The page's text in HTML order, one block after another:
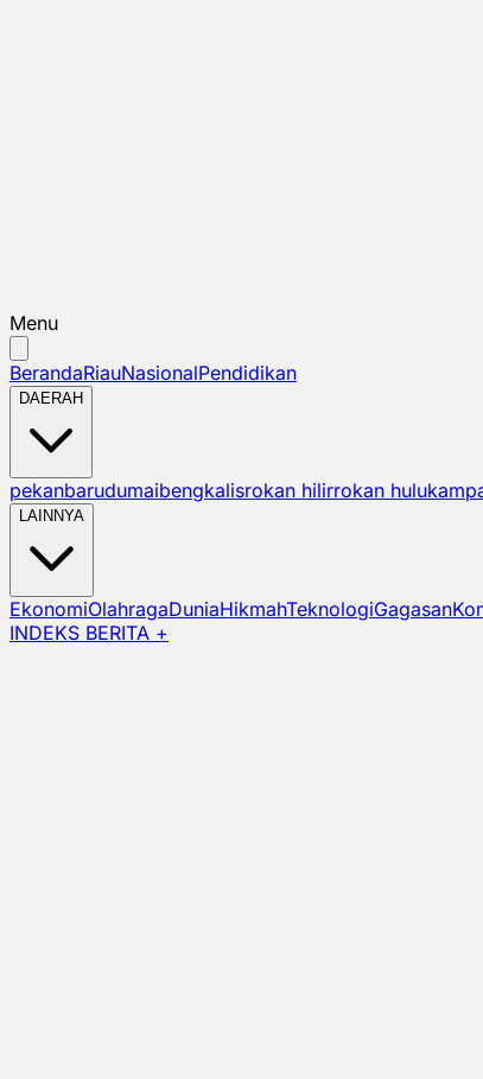
Menu
BerandaRiauNasionalPendidikan
DAERAH
pekanbarudumaibengkalisrokan hilirrokan hulu
LAINNYA
EkonomiOlahragaDuniaHikmahTeknologiGagasan
INDEKS BERITA +